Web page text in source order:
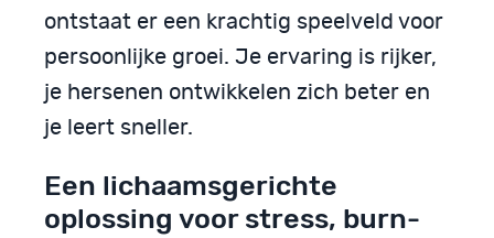
ontstaat er een krachtig speelveld voor
persoonlijke groei. Je ervaring is rijker,
je hersenen ontwikkelen zich beter en
je leert sneller.
Een lichaamsgerichte
oplossing voor stress, burn-